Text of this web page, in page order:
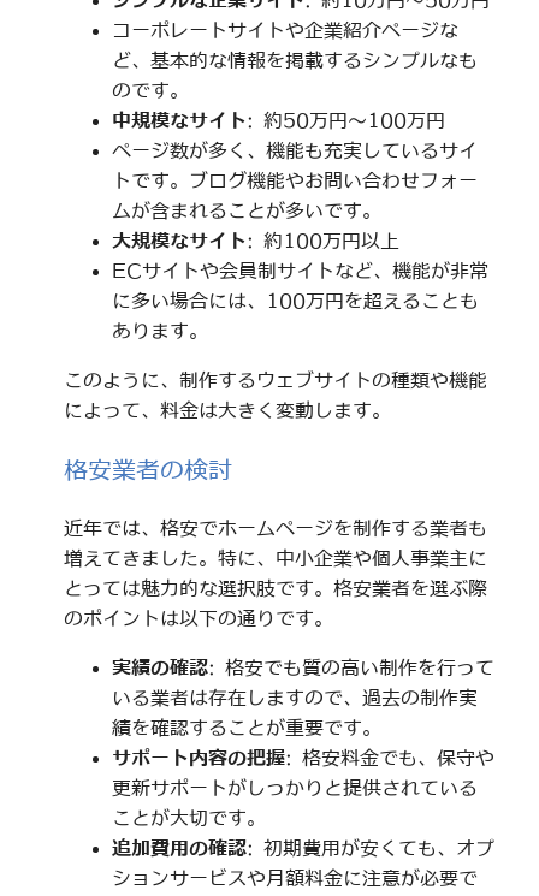
コーポレートサイトや企業紹介ページな
ど、基本的な情報を掲載するシンプルなも
のです。
中規模なサイト: 約50万円～100万円
ページ数が多く、機能も充実しているサイ
トです。ブログ機能やお問い合わせフォー
ムが含まれることが多いです。
大規模なサイト: 約100万円以上
ECサイトや会員制サイトなど、機能が非常
に多い場合には、100万円を超えることも
あります。
このように、制作するウェブサイトの種類や機能
によって、料金は大きく変動します。
格安業者の検討
近年では、格安でホームページを制作する業者も
増えてきました。特に、中小企業や個人事業主に
とっては魅力的な選択肢です。格安業者を選ぶ際
のポイントは以下の通りです。
実績の確認: 格安でも質の高い制作を行って
いる業者は存在しますので、過去の制作実
績を確認することが重要です。
サポート内容の把握: 格安料金でも、保守や
更新サポートがしっかりと提供されている
ことが大切です。
追加費用の確認: 初期費用が安くても、オプ
ションサービスや月額料金に注意が必要で